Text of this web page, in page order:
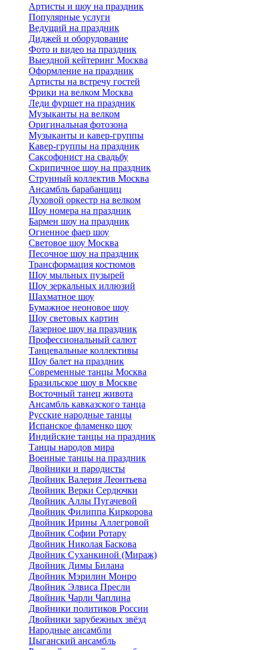
Артисты и шоу на праздник
Популярные услуги
Ведущий на праздник
Диджей и оборудование
Фото и видео на праздник
Выездной кейтеринг Москва
Оформление на праздник
Артисты на встречу гостей
Фрики на велком Москва
Леди фуршет на праздник
Музыканты на велком
Оригинальная фотозона
Музыканты и кавер-группы
Кавер-группы на праздник
Саксофонист на свадьбу
Скрипичное шоу на праздник
Струнный коллектив Москва
Ансамбль барабанщиц
Духовой оркестр на велком
Шоу номера на праздник
Бармен шоу на праздник
Огненное фаер шоу
Световое шоу Москва
Песочное шоу на праздник
Трансформация костюмов
Шоу мыльных пузырей
Шоу зеркальных иллюзий
Шахматное шоу
Бумажное неоновое шоу
Шоу световых картин
Лазерное шоу на праздник
Профессиональный салют
Танцевальные коллективы
Шоу балет на праздник
Современные танцы Москва
Бразильское шоу в Москве
Восточный танец живота
Ансамбль кавказского танца
Русские народные танцы
Испанское фламенко шоу
Индийские танцы на праздник
Танцы народов мира
Военные танцы на праздник
Двойники и пародисты
Двойник Валерия Леонтьева
Двойник Верки Сердючки
Двойник Аллы Пугачевой
Двойник Филиппа Киркорова
Двойник Ирины Аллегровой
Двойник Софии Ротару
Двойник Николая Баскова
Двойник Суханкиной (Мираж)
Двойник Димы Билана
Двойник Мэрилин Монро
Двойник Элвиса Пресли
Двойник Чарли Чаплина
Двойники политиков России
Двойники зарубежных звёзд
Народные ансамбли
Цыганский ансамбль